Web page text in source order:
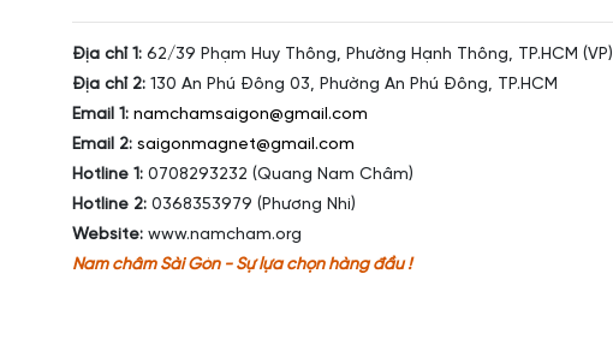
Địa chỉ 1: 62/39 Phạm Huy Thông, Phường Hạnh Thông, TP.HCM (VP)
Địa chỉ 2:130 An Phú Đông 03, Phường An Phú Đông, TP.HCM
Email 1: namchamsaigon@gmail.com
Email 2: saigonmagnet@gmail.com
Hotline 1:0708293232 (Quang Nam Châm)
Hotline 2: 0368353979 (Phương Nhi)
Website: www.namcham.org
Nam châm Sài Gòn - Sự lựa chọn hàng đầu !